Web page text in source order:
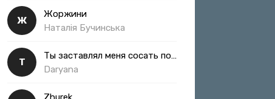
Ж
Жоржини
Наталія Бучинська
Т
Ты заставлял меня сосать полная
Daryana